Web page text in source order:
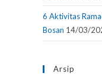
6 Aktivitas
Bosan 14/03/
Arsip